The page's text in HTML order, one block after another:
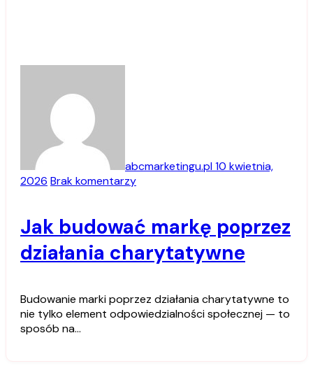
abcmarketingu.pl10 kwietnia,
2026 Brak komentarzy
Jak budować markę poprzez
działania charytatywne
Budowanie marki poprzez działania charytatywne to
nie tylko element odpowiedzialności społecznej — to
sposób na…